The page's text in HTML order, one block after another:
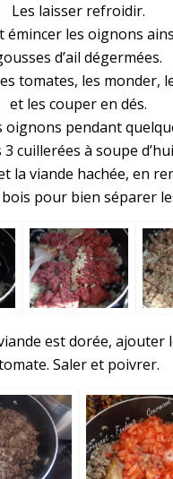
Les laisser refroidir.
émincer les oignons
d’ail dégermées.
tomates, les monder,
et les couper en dés.
oignons pendant
3 cuillerées à soupe
la viande hachée, en
pour bien séparer
est dorée, ajouter
Saler et poivrer.